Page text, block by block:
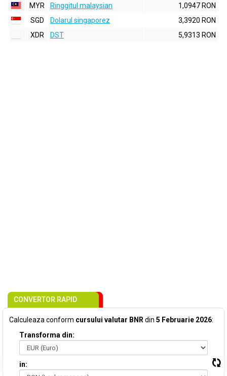
MYR
Ringgitul malaysian
1,0947 RON
SGD
Dolarul singaporez
3,3920 RON
XDR
DST 5,9313 RON
CONVERTOR RAPID
Calculeaza conform cursului valutar BNR din 5 Februarie 2026:
Transforma din:
in: